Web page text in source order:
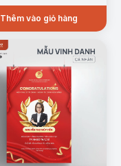
Thêm vào giỏ hàng